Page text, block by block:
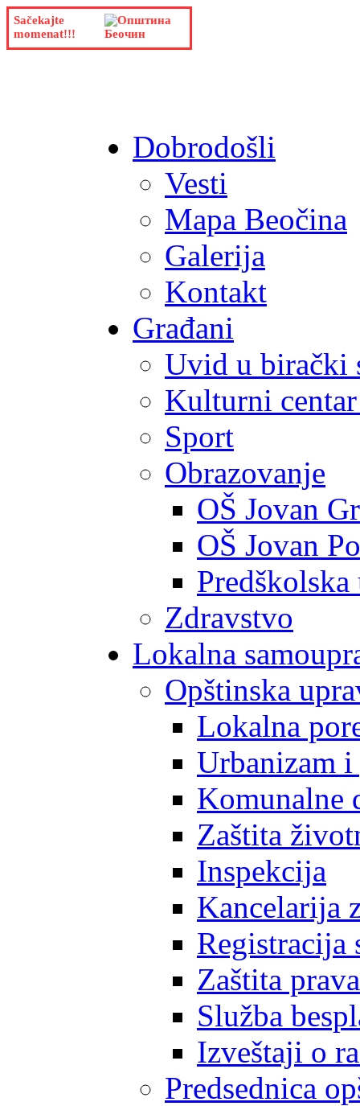
Sačekajte
momenat!!!
Dobrodošli
Vesti
Mapa Beočina
Galerija
Kontakt
Građani
Uvid u birački
Kulturni
Sport
Obrazovanje
OŠ Jovan
OŠ Jovan
Predškolska
Zdravstvo
Lokalna
Opštinska
Lokalna
Urbanizam
Komunalne
Zaštita
Inspekcija
Kancelarija
Registracija
Zaštita
Služba
Izveštaji o
Predsednica